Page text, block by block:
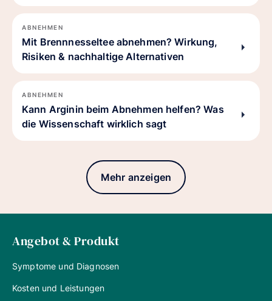
ABNEHMEN
Mit Brennnesseltee abnehmen? Wirkung,
Risiken & nachhaltige Alternativen
ABNEHMEN
Kann Arginin beim Abnehmen helfen? Was
die Wissenschaft wirklich sagt
Mehr anzeigen
Angebot & Produkt
Symptome und Diagnosen
Kosten und Leistungen